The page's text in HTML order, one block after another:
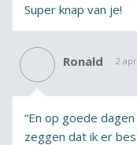
Super knap van je!
Ronald 2
“En op goede
zeggen dat ik er